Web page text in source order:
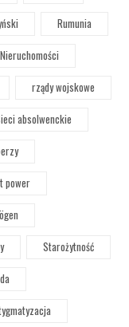
Rumunia
rządy wojskowe
absolwenckie
power
Starożytność